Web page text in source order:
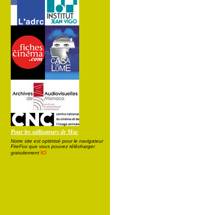
Pour les utilisateurs de Mac
Notre site est optimisé pour le navigateur
FireFox que vous pouvez télécharger
gratuitement ici